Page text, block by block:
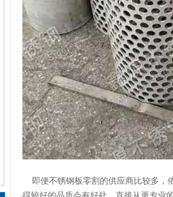
即便不锈钢板零割的供应商比较多，